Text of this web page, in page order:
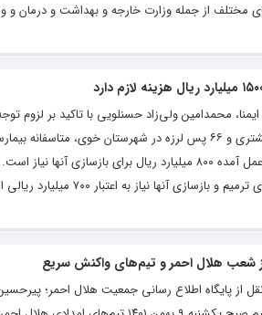
از جمله وزارت خارجه و بهداشت و درمان و
محمدامین ولی‌زاد حسنلویی با تاکید بر لزوم
کرد: با وقوع زمین لرزه ۵.۹ ریشتری و ۶۶ پس لرزه در
به اعتبار ۷۰۰ میلیارد ریالی است. ولی زاد با اشاره به...
از پایگاه اطلاع رسانی جمعیت هلال احمر؛